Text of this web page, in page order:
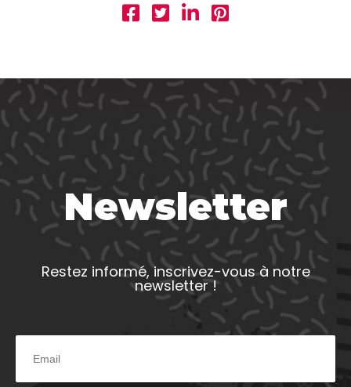
Newsletter
Restez informé, inscrivez-vous à notre
newsletter !